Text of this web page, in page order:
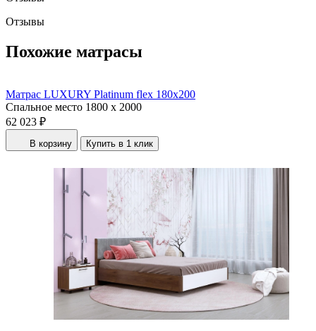
Отзывы
Похожие матрасы
Матрас LUXURY Platinum flex 180x200
Спальное место 1800 x 2000
62 023 ₽
В корзину Купить в 1 клик